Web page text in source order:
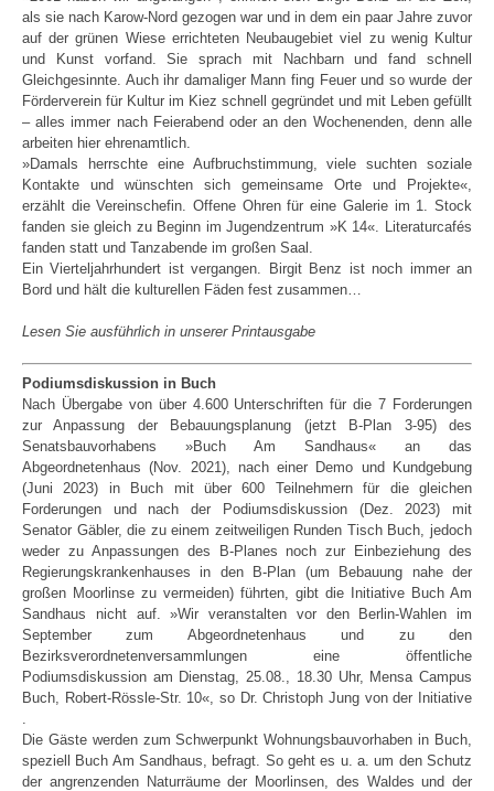
als sie nach Karow-Nord gezogen war und in dem ein paar Jahre zuvor
auf der grünen Wiese errichteten Neubaugebiet viel zu wenig Kultur
und Kunst vorfand. Sie sprach mit Nachbarn und fand schnell
Gleichgesinnte. Auch ihr damaliger Mann fing Feuer und so wurde der
Förderverein für Kultur im Kiez schnell gegründet und mit Leben gefüllt
– alles immer nach Feierabend oder an den Wochenenden, denn alle
arbeiten hier ehrenamtlich.
»Damals herrschte eine Aufbruchstimmung, viele suchten soziale
Kontakte und wünschten sich gemeinsame Orte und Projekte«,
erzählt die Vereinschefin. Offene Ohren für eine Galerie im 1. Stock
fanden sie gleich zu Beginn im Jugendzentrum »K 14«. Literaturcafés
fanden statt und Tanzabende im großen Saal.
Ein Vierteljahrhundert ist vergangen. Birgit Benz ist noch immer an
Bord und hält die kulturellen Fäden fest zusammen…
Lesen Sie ausführlich in unserer Printausgabe
Podiumsdiskussion in Buch
Nach Übergabe von über 4.600 Unterschriften für die 7 Forderungen
zur Anpassung der Bebauungsplanung (jetzt B-Plan 3-95) des
Senatsbauvorhabens »Buch Am Sandhaus« an das
Abgeordnetenhaus (Nov. 2021), nach einer Demo und Kundgebung
(Juni 2023) in Buch mit über 600 Teilnehmern für die gleichen
Forderungen und nach der Podiumsdiskussion (Dez. 2023) mit
Senator Gäbler, die zu einem zeitweiligen Runden Tisch Buch, jedoch
weder zu Anpassungen des B-Planes noch zur Einbeziehung des
Regierungskrankenhauses in den B-Plan (um Bebauung nahe der
großen Moorlinse zu vermeiden) führten, gibt die Initiative Buch Am
Sandhaus nicht auf. »Wir veranstalten vor den Berlin-Wahlen im
September zum Abgeordnetenhaus und zu den
Bezirksverordnetenversammlungen eine öffentliche
Podiumsdiskussion am Dienstag, 25.08., 18.30 Uhr, Mensa Campus
Buch, Robert-Rössle-Str. 10«, so Dr. Christoph Jung von der Initiative
Die Gäste werden zum Schwerpunkt Wohnungsbauvorhaben in Buch,
speziell Buch Am Sandhaus, befragt. So geht es u. a. um den Schutz
der angrenzenden Naturräume der Moorlinsen, des Waldes und der